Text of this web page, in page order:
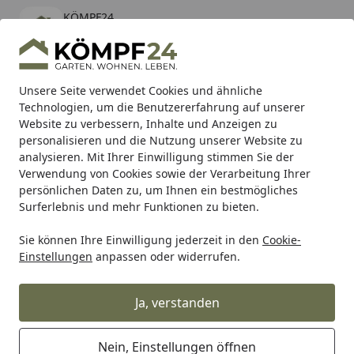
Unsere Seite verwendet Cookies und ähnliche
Technologien, um die Benutzererfahrung auf unserer
Website zu verbessern, Inhalte und Anzeigen zu
personalisieren und die Nutzung unserer Website zu
analysieren. Mit Ihrer Einwilligung stimmen Sie der
Verwendung von Cookies sowie der Verarbeitung Ihrer
persönlichen Daten zu, um Ihnen ein bestmögliches
Surferlebnis und mehr Funktionen zu bieten.
Sie können Ihre Einwilligung jederzeit in den Cookie-
Einstellungen anpassen oder widerrufen.
Ja, verstanden
Nein, Einstellungen öffnen
KÖMPF24
kostenlos - Im App Store
Hotline
Alle Produkte
Mein Konto
Suchen
Karibu Pools inkl. gratis Sandfilteranlage & Pool-
Starterset (Gesamtwert bis 468,99€)
Startseite
Grill Gasgrill Einbau Gasgrills Broil King Einbau-
Broil King Einbau-Gasgrill BARON